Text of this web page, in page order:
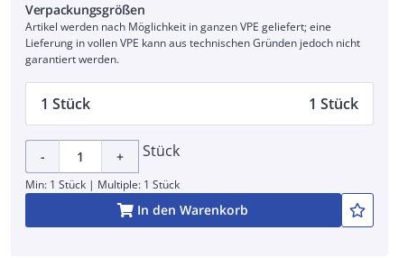
Verpackungsgrößen
Artikel werden nach Möglichkeit in ganzen VPE geliefert; eine
Lieferung in vollen VPE kann aus technischen Gründen jedoch nicht
garantiert werden.
1 Stück 1 Stück
- + Stück
Min: 1 Stück | Multiple: 1 Stück
In den Warenkorb